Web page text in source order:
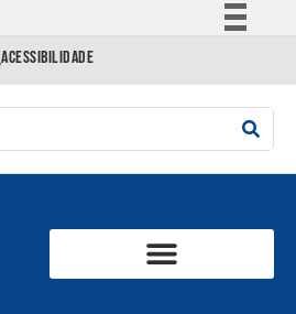
Comunica BR
Acesso à informação
ACESSIBILIDADE